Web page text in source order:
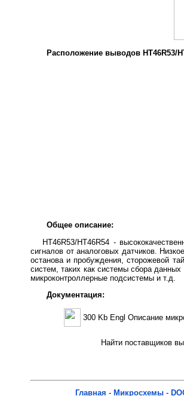
Расположение выводов HT46R53/
Общее описание:
HT46R53/HT46R54 -
сигналов от аналоговых датчиков.
останова и пробуждения, сторожевой
систем, таких как системы сбора данных
микроконтроллерные подсистемы и т.д.
Документация:
300 Kb Engl Описание
Найти поставщиков
Главная - Микросхемы -